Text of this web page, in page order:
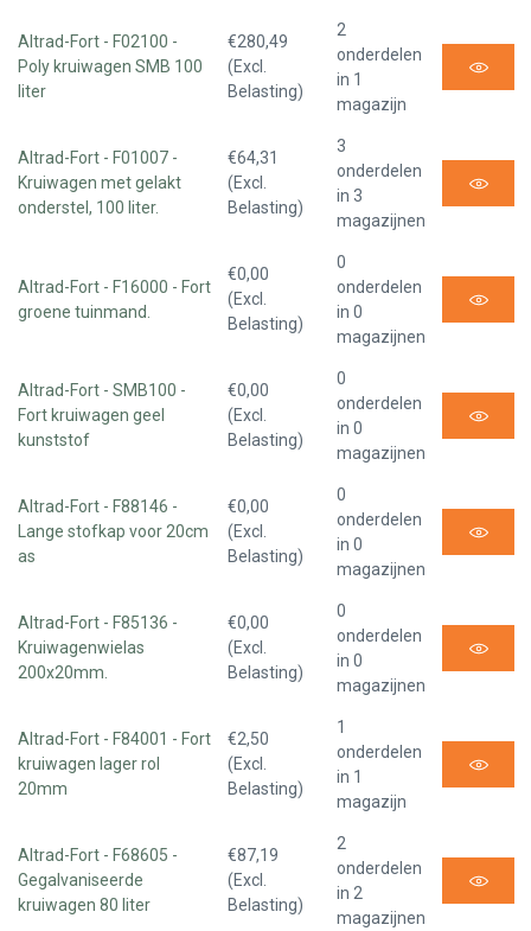
Altrad-Fort - F02100 -
Poly kruiwagen SMB 100
liter
€280,49
(Excl.
Belasting)
2
onderdelen
in 1
magazijn
Altrad-Fort - F01007 -
Kruiwagen met gelakt
onderstel, 100 liter.
€64,31
(Excl.
Belasting)
3
onderdelen
in 3
magazijnen
Altrad-Fort - F16000 - Fort
groene tuinmand.
€0,00
(Excl.
Belasting)
0
onderdelen
in 0
magazijnen
Altrad-Fort - SMB100 -
Fort kruiwagen geel
kunststof
€0,00
(Excl.
Belasting)
0
onderdelen
in 0
magazijnen
Altrad-Fort - F88146 -
Lange stofkap voor 20cm
as
€0,00
(Excl.
Belasting)
0
onderdelen
in 0
magazijnen
Altrad-Fort - F85136 -
Kruiwagenwielas
200x20mm.
€0,00
(Excl.
Belasting)
0
onderdelen
in 0
magazijnen
Altrad-Fort - F84001 - Fort
kruiwagen lager rol
20mm
€2,50
(Excl.
Belasting)
1
onderdelen
in 1
magazijn
Altrad-Fort - F68605 -
Gegalvaniseerde
kruiwagen 80 liter
€87,19
(Excl.
Belasting)
2
onderdelen
in 2
magazijnen